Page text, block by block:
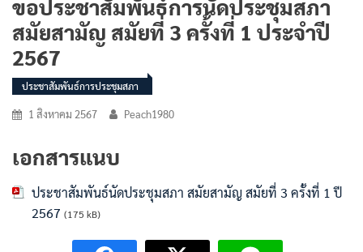
ขอประชาสัมพันธ์การนัดประชุมสภา
สมัยสามัญ สมัยที่ 3 ครั้งที่ 1 ประจำปี
2567
ประชาสัมพันธ์การประชุมสภา
1 สิงหาคม 2567 Peach1980
เอกสารแนบ
ประชาสัมพันธ์นัดประชุมสภา สมัยสามัญ สมัยที่ 3 ครั้งที่ 1 ปี
2567 (175 kB)